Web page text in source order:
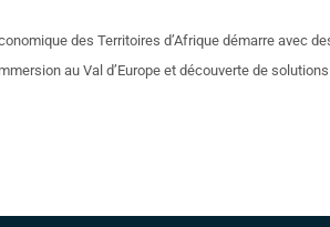
des Territoires d’Afrique démarre avec
au Val d’Europe et découverte de